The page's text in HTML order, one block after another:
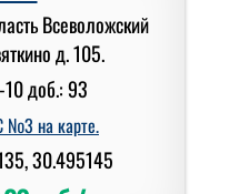
Всеволожский
д. 105.
доб.: 93
№3 на карте.
30.495145